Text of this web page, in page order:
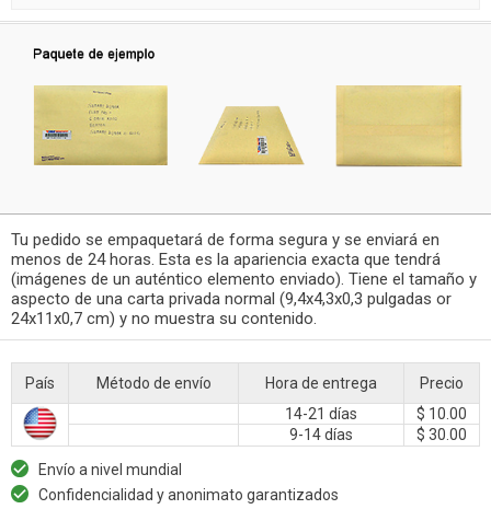
Tu pedido se empaquetará de forma segura y se enviará en
menos de 24 horas. Esta es la apariencia exacta que tendrá
(imágenes de un auténtico elemento enviado). Tiene el tamaño y
aspecto de una carta privada normal (9,4x4,3x0,3 pulgadas or
24x11x0,7 cm) y no muestra su contenido.
País Método de envío Hora de entrega
Precio
14-21 días
$ 10.00
9-14 días
$ 30.00
Envío a nivel mundial
Confidencialidad y anonimato garantizados